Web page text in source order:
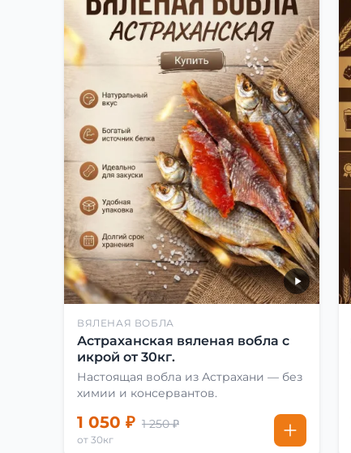
ВЯЛЕНАЯ ВОБЛА
Астраханская вяленая вобла с
икрой от 30кг.
Настоящая вобла из Астрахани — без
химии и консервантов.
1 050 ₽ 1 250 ₽
от 30кг